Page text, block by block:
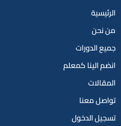
الرئيسية
من نحن
جميع الدورات
انضم الينا كمعلم
المقالات
تواصل معنا
تسجيل الدخول